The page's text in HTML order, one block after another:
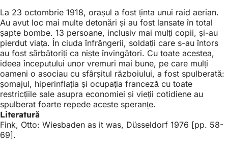
La 23 octombrie 1918, orașul a fost ținta unui raid aerian.
Au avut loc mai multe detonări și au fost lansate în total
șapte bombe. 13 persoane, inclusiv mai mulți copii, și-au
pierdut viața. În ciuda înfrângerii, soldații care s-au întors
au fost sărbătoriți ca niște învingători. Cu toate acestea,
ideea începutului unor vremuri mai bune, pe care mulți
oameni o asociau cu sfârșitul războiului, a fost spulberată:
șomajul, hiperinflația și ocupația franceză cu toate
restricțiile sale asupra economiei și vieții cotidiene au
spulberat foarte repede aceste speranțe.
Literatură
Fink, Otto: Wiesbaden as it was, Düsseldorf 1976 [pp. 58-
69].